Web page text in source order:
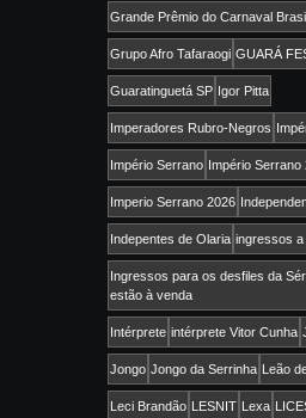
Grande Prêmio do Carnaval
Grupo Afro Tafaraogi GUARÁ
Guaratinguetá SP Igor Pitta
Imperadores Rubro-Negros
Império Serrano Império Serrano
Imperio Serrano 2026
Indepentes de Olaria ingressos a
Ingressos para os desfiles da
estão à venda
Intérprete intérprete Vitor Cunha
Jongo Jongo da Serrinha Leão
Leci Brandão LESNIT Lexa